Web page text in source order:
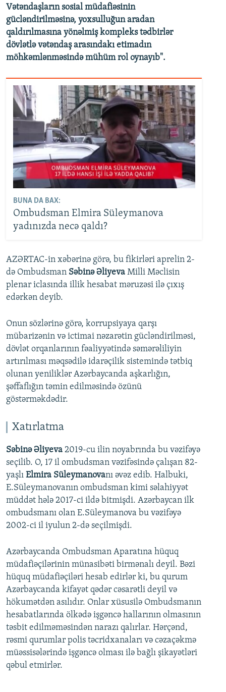
Vətəndaşların sosial müdafiəsinin
gücləndirilməsinə, yoxsulluğun aradan
qaldırılmasına yönəlmiş kompleks tədbirlər
dövlətlə vətəndaş arasındakı etimadın
möhkəmlənməsində mühüm rol oynayıb".
BUNA DA BAX:
Ombudsman Elmira Süleymanova
yadınızda necə qaldı?
AZƏRTAC-in xəbərinə görə, bu fikirləri aprelin 2-
də Ombudsman Səbinə Əliyeva Milli Məclisin
plenar iclasında illik hesabat məruzəsi ilə çıxış
edərkən deyib.
Onun sözlərinə görə, korrupsiyaya qarşı
mübarizənin və ictimai nəzarətin gücləndirilməsi,
dövlət orqanlarının fəaliyyətində səmərəliliyin
artırılması məqsədilə idarəçilik sistemində tətbiq
olunan yeniliklər Azərbaycanda aşkarlığın,
şəffaflığın təmin edilməsində özünü
göstərməkdədir.
Xatırlatma
Səbinə Əliyeva 2019-cu ilin noyabrında bu vəzifəyə
seçilib. O, 17 il ombudsman vəzifəsində çalışan 82-
yaşlı Elmira Süleymanovanı əvəz edib. Halbuki,
E.Süleymanovanın ombudsman kimi səlahiyyət
müddət hələ 2017-ci ildə bitmişdi. Azərbaycan ilk
ombudsmanı olan E.Süleymanova bu vəzifəyə
2002-ci il iyulun 2-də seçilmişdi.
Azərbaycanda Ombudsman Aparatına hüquq
müdafiəçilərinin münasibəti birmənalı deyil. Bəzi
hüquq müdafiəçiləri hesab edirlər ki, bu qurum
Azərbaycanda kifayət qədər cəsarətli deyil və
hökumətdən asılıdır. Onlar xüsusilə Ombudsmanın
hesabatlarında ölkədə işgəncə hallarının olmasının
təsbit edilməməsindən narazı qalırlar. Hərçənd,
rəsmi qurumlar polis təcridxanaları və cəzaçəkmə
müəssisələrində işgəncə olması ilə bağlı şikayətləri
qəbul etmirlər.